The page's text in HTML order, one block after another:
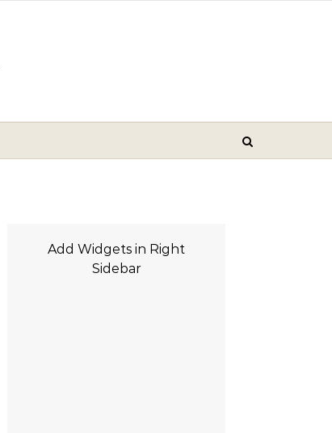
Add Widgets in Right
Sidebar